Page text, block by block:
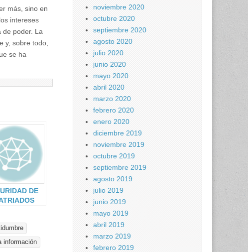
más, sino en
intereses
de poder. La
y, sobre todo,
se ha
DE
información
noviembre 2020
octubre 2020
septiembre 2020
agosto 2020
julio 2020
junio 2020
mayo 2020
abril 2020
marzo 2020
febrero 2020
enero 2020
diciembre 2019
noviembre 2019
octubre 2019
septiembre 2019
agosto 2019
julio 2019
junio 2019
mayo 2019
abril 2019
marzo 2019
febrero 2019